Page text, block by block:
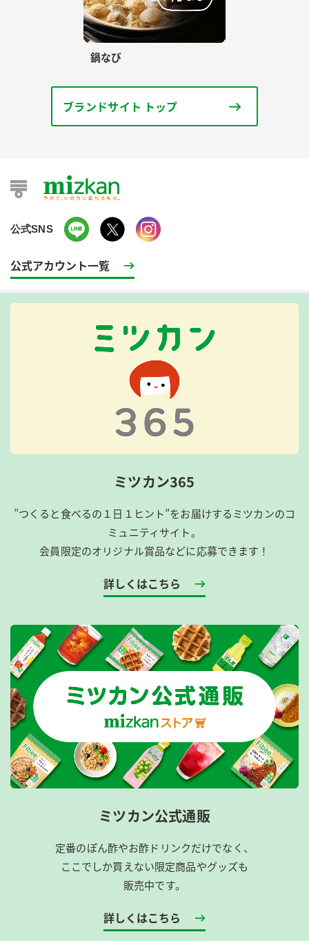
鍋なび
ブランドサイト トップ
公式SNS
公式アカウント一覧
ミツカン365
”つくると食べるの１日１ヒント”をお届けするミツカンのコ
ミュニティサイト。
会員限定のオリジナル賞品などに応募できます！
詳しくはこちら
ミツカン公式通販
定番のぽん酢やお酢ドリンクだけでなく、
ここでしか買えない限定商品やグッズも
販売中です。
詳しくはこちら